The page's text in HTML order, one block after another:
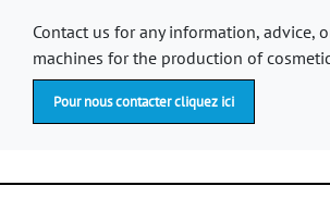
Contact us for any information, advice,
machines for the production of
Pour nous contacter cliquez ici